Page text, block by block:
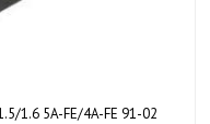
1.6 5A-FE/4A-FE 91-02